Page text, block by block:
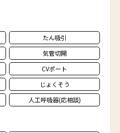
たん吸引
気管切開
CVポート
じょくそう
人工呼吸器(応相談)